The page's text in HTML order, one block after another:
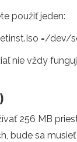
použiť jeden:
=/dev/
nie vždy
256 MB
bude sa